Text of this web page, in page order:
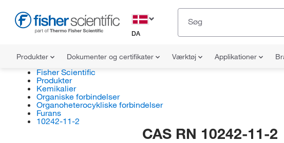
DA
Produkter Dokumenter og certifikater Værktøj Applikationer
Fisher Scientific
Produkter
Kemikalier
Organiske forbindelser
Organoheterocykliske forbindelser
Furans
10242-11-2
CAS RN 10242-11-2